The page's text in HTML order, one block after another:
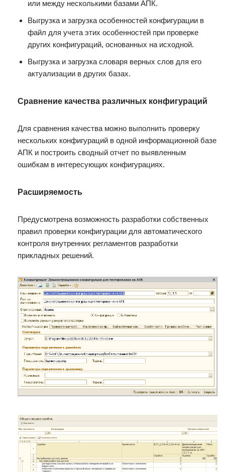
или между несколькими базами АПК.
Выгрузка и загрузка особенностей конфигурации в
файл для учета этих особенностей при проверке
других конфигураций, основанных на исходной.
Выгрузка и загрузка словаря верных слов для его
актуализации в других базах.
Сравнение качества различных конфигураций
Для сравнения качества можно выполнить проверку
нескольких конфигураций в одной информационной базе
АПК и построить сводный отчет по выявленным
ошибкам в интересующих конфигурациях.
Расширяемость
Предусмотрена возможность разработки собственных
правил проверки конфигурации для автоматического
контроля внутренних регламентов разработки
прикладных решений.